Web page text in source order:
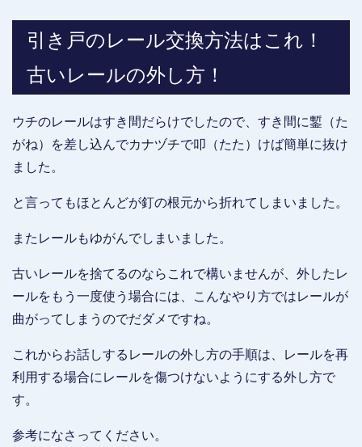
引き戸のレール交換方法はこれ！
古いレールの外し方！
ウチのレールはすき間だらけでしたので、すき間に鏨（た
がね）を差し込んでカナヅチで叩（たた）けば簡単に抜け
ました。
と言ってもほとんどが釘の根元から折れてしまいました。
またレールもゆがんでしまいました。
古いレールを捨てるのならこれで構いませんが、外したレ
ールをもう一度使う場合には、こんなやり方ではレールが
曲がってしまうのでだダメですね。
これからお話しするレールの外し方の手順は、レールを再
利用する場合にレールを傷つけないようにする外し方で
す。
参考になさってください。